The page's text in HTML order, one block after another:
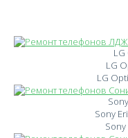
LG
LG
Sony
Sony